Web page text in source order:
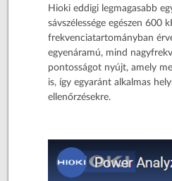
Hioki eddigi legmagasabb
sávszélessége egészen 600
frekvenciatartományban
egyenáramú, mind
pontosságot nyújt, amely
is, így egyaránt alkalmas
ellenőrzésekre.